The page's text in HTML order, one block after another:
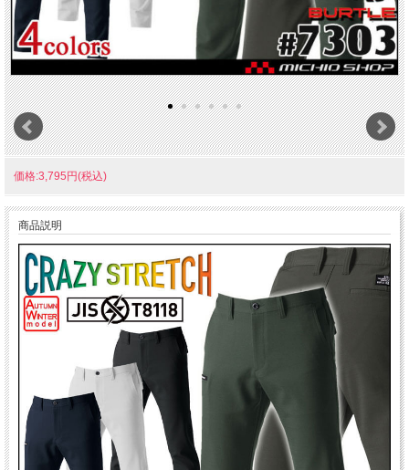
価格:3,795円(税込)
商品説明